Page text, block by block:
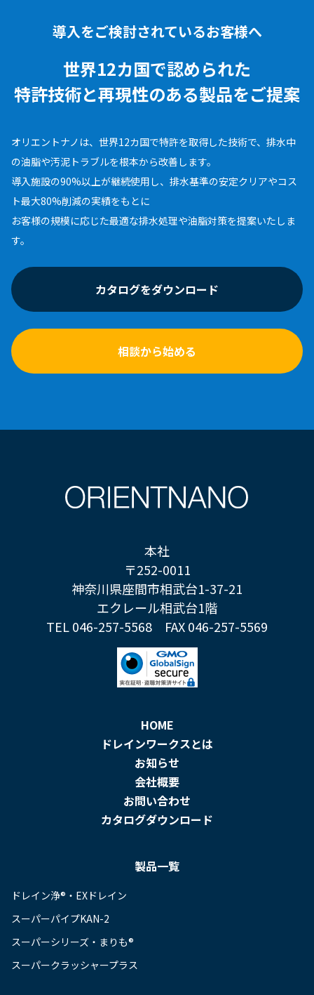
導入をご検討されているお客様へ
世界12カ国で認められた
特許技術と再現性のある製品をご提案
オリエントナノは、世界12カ国で特許を取得した技術で、排水中
の油脂や汚泥トラブルを根本から改善します。
導入施設の90%以上が継続使用し、排水基準の安定クリアやコス
ト最大80%削減の実績をもとに
お客様の規模に応じた最適な排水処理や油脂対策を提案いたしま
す。
カタログをダウンロード
相談から始める
本社
〒252-0011
神奈川県座間市相武台1-37-21
エクレール相武台1階
TEL 046-257-5568 FAX 046-257-5569
HOME
ドレインワークスとは
お知らせ
会社概要
お問い合わせ
カタログダウンロード
製品一覧
ドレイン浄®・EXドレイン
スーパーパイプKAN-2
スーパーシリーズ・まりも®
スーパークラッシャープラス